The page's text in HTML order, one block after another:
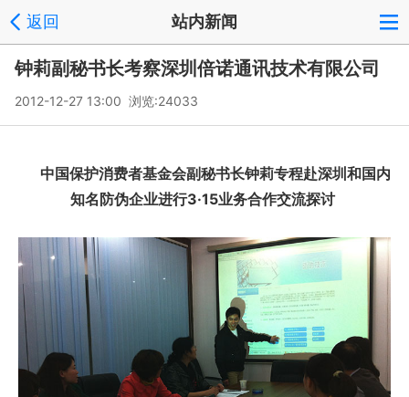
返回 站内新闻
钟莉副秘书长考察深圳倍诺通讯技术有限公司
2012-12-27 13:00 浏览:24033
中国保护消费者基金会副秘书长钟莉专程赴深圳和国内
知名防伪企业进行3·15业务合作交流探讨